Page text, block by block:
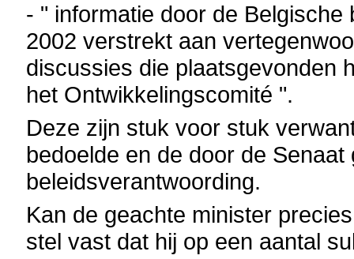
- " informatie door de
2002 verstrekt aan
discussies die plaatsgevonden
het Ontwikkelingscomité ".
Deze zijn stuk voor stuk
bedoelde en de door de
beleidsverantwoording.
Kan de geachte minister
stel vast dat hij op een aantal